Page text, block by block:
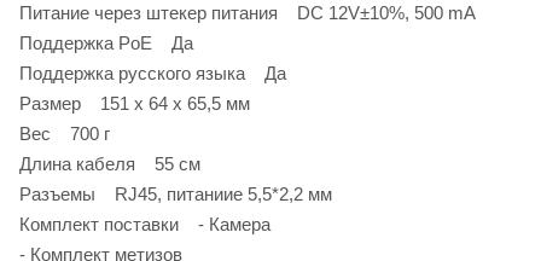
Питание через штекер питания DC 12V±10%, 500 mA
Поддержка PoE Да
Поддержка русского языка Да
Размер 151 х 64 х 65,5 мм
Вес 700 г
Длина кабеля 55 см
Разъемы RJ45, питаниие 5,5*2,2 мм
Комплект поставки - Камера
- Комплект метизов